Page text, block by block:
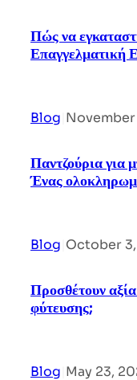
Πώς να
Επαγγελματική
Blog
Παντζούρια για
Ένας
Blog October
Προσθέτουν
φύτευσης;
Blog May 23,